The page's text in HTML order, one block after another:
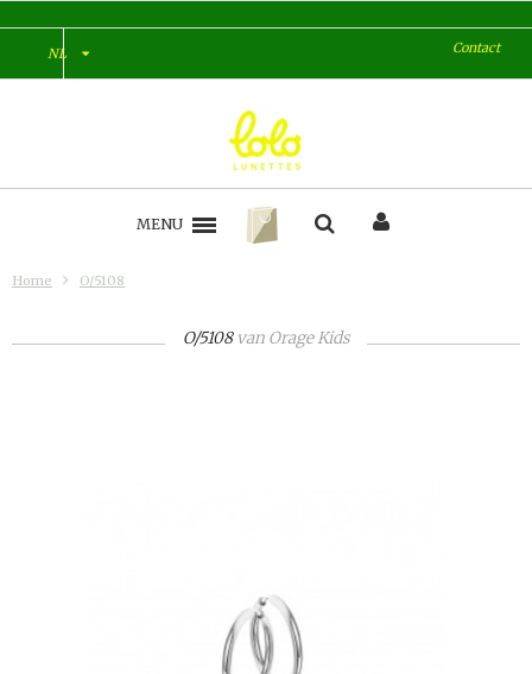
NL Contact
MENU
Home O/5108
O/5108 van Orage Kids